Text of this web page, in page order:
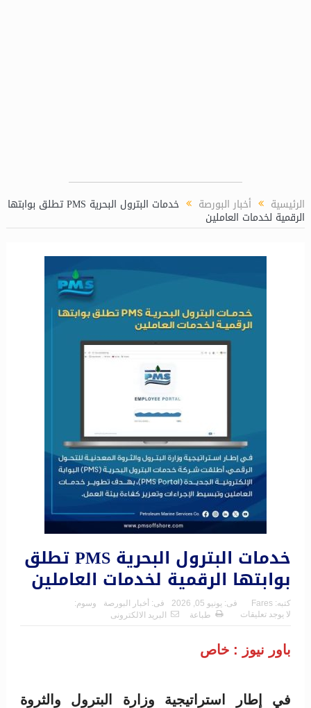
الرئيسية أخبار البورصة خدمات البترول البحرية PMS تطلق بوابتها
الرقمية لخدمات العاملين
خدمات البترول البحرية PMS تطلق
بوابتها الرقمية لخدمات العاملين
كتبه: Fares فى: يونيو 05, 2026 فى: أخبار البورصة
وسوم:
لا يوجد تعليقات
طباعة البريد الالكترونى
باور نيوز : خاص
في إطار استراتيجية وزارة البترول والثروة